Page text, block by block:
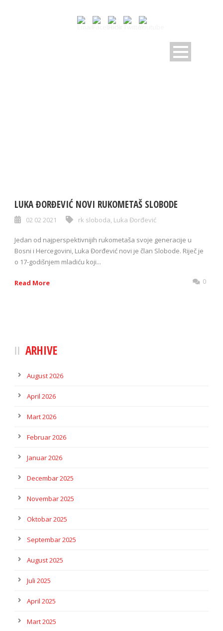
LUKA ĐORĐEVIĆ NOVI RUKOMETAŠ SLOBODE
02 02 2021 rk sloboda, Luka Đorđević
Jedan od najperspektivnijih rukometaša svoje generacije u
Bosni i Hercegovini, Luka Đorđević novi je član Slobode. Riječ je
o 17-godišnjem mladiću koji...
Read More 0
ARHIVE
August 2026
April 2026
Mart 2026
Februar 2026
Januar 2026
Decembar 2025
Novembar 2025
Oktobar 2025
Septembar 2025
August 2025
Juli 2025
April 2025
Mart 2025